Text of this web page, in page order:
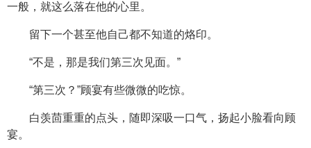
一般，就这么落在他的心里。
留下一个甚至他自己都不知道的烙印。
“不是，那是我们第三次见面。”
“第三次？”顾宴有些微微的吃惊。
白羡茴重重的点头，随即深吸一口气，扬起小脸看向顾
宴。